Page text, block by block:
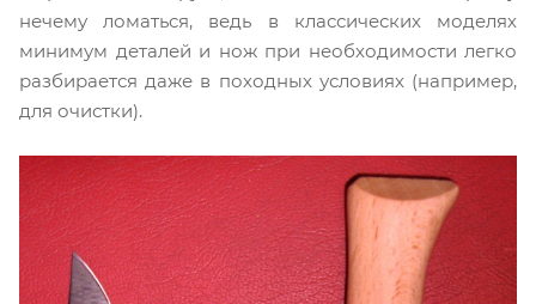
нечему ломаться, ведь в классических моделях
минимум деталей и нож при необходимости легко
разбирается даже в походных условиях (например,
для очистки).